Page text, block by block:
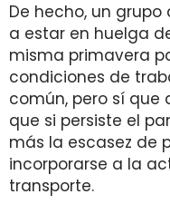
De hecho, un
a estar en huelga
misma primavera
condiciones de
común, pero sí que
que si persiste el
más la escasez de
incorporarse a la
transporte.